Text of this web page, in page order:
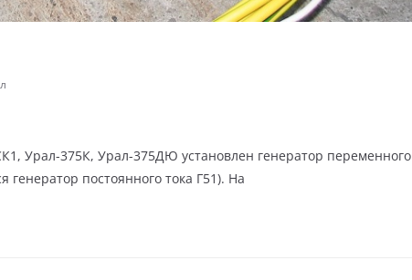
Урал-375К, Урал-375ДЮ установлен генератор переменного
генератор постоянного тока Г51). На